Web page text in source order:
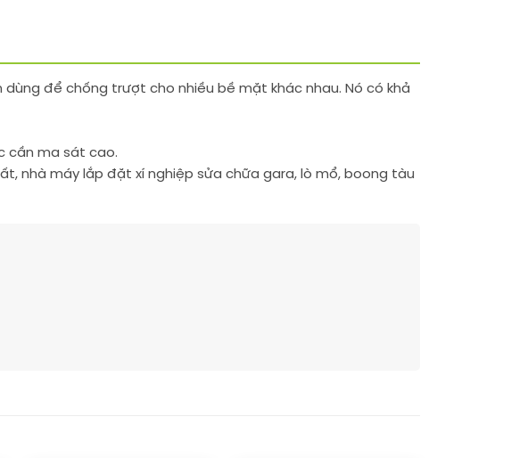
dùng để chống trượt cho nhiều bề mặt khác nhau. Nó có khả
cần ma sát cao.
nhà máy lắp đặt xí nghiệp sửa chữa gara, lò mổ, boong tàu